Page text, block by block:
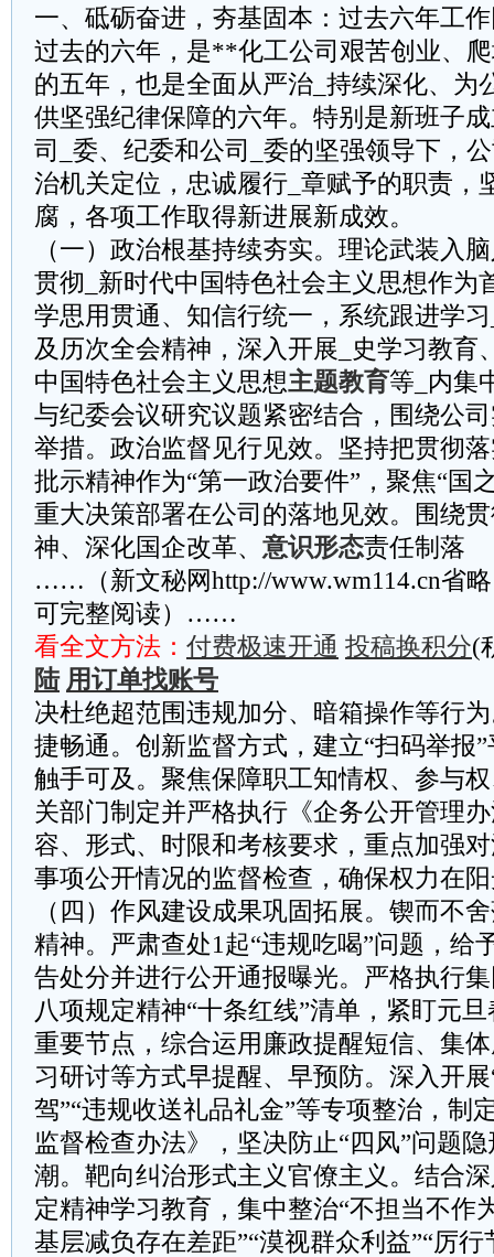
一、砥砺奋进，夯基固本：过去六年工
过去的六年，是**化工公司艰苦创业、
的五年，也是全面从严治_持续深化、为
供坚强纪律保障的六年。特别是新班子
司_委、纪委和公司_委的坚强领导下，
治机关定位，忠诚履行_章赋予的职责，
腐，各项工作取得新进展新成效。
（一）政治根基持续夯实。理论武装入
贯彻_新时代中国特色社会主义思想作为
学思用贯通、知信行统一，系统跟进学
及历次全会精神，深入开展_史学习教育
中国特色社会主义思想主题教育等_内集
与纪委会议研究议题紧密结合，围绕公
举措。政治监督见行见效。坚持把贯彻
批示精神作为“第一政治要件”，聚焦“国
重大决策部署在公司的落地见效。围绕
神、深化国企改革、 意识形态责任制落
……（新文秘网http://www.wm114.cn省
可完整阅读）……
看全文方法： 付费极速开通 投稿换积分(
陆 用订单找账号
决杜绝超范围违规加分、暗箱操作等行
捷畅通。创新监督方式，建立“扫码举报
触手可及。聚焦保障职工知情权、参与
关部门制定并严格执行《企务公开管理
容、形式、时限和考核要求，重点加强
事项公开情况的监督检查，确保权力在
（四）作风建设成果巩固拓展。锲而不
精神。严肃查处1起“违规吃喝”问题，给
告处分并进行公开通报曝光。严格执行
八项规定精神“十条红线”清单，紧盯元
重要节点，综合运用廉政提醒短信、集
习研讨等方式早提醒、早预防。深入开
驾”“违规收送礼品礼金”等专项整治，制
监督检查办法》，坚决防止“四风”问题
潮。靶向纠治形式主义官僚主义。结合
定精神学习教育，集中整治“不担当不作
基层减负存在差距”“漠视群众利益”“厉